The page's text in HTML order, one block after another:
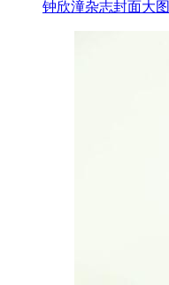
钟欣潼杂志封面大图